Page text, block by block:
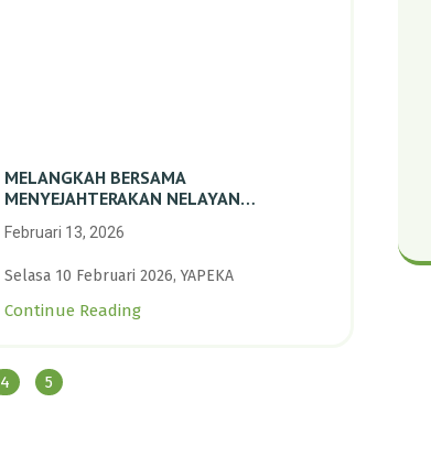
MELANGKAH BERSAMA
MENYEJAHTERAKAN NELAYAN
TRANSISI BERKELANJUTAN BERBASIS
Februari 13, 2026
Selasa 10 Februari 2026, YAPEKA
Continue Reading
4 5